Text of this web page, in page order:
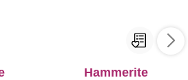
Hammerite